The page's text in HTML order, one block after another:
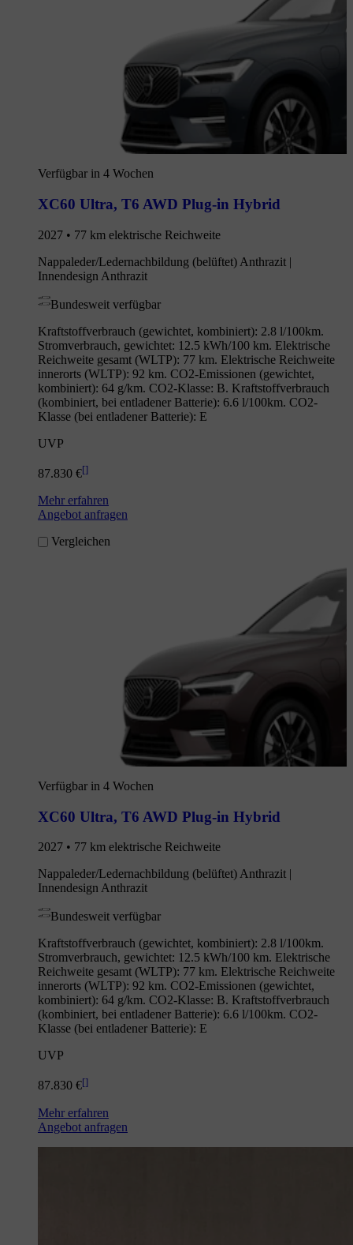
Verfügbar in 4 Wochen
XC60 Ultra, T6 AWD Plug-in Hybrid
2027 • 77 km elektrische Reichweite
Nappaleder/Ledernachbildung (belüftet) Anthrazit |
Innendesign Anthrazit
Bundesweit verfügbar
Kraftstoffverbrauch (gewichtet, kombiniert): 2.8 l/100km.
Stromverbrauch, gewichtet: 12.5 kWh/100 km. Elektrische
Reichweite gesamt (WLTP): 77 km. Elektrische Reichweite
innerorts (WLTP): 92 km. CO2-Emissionen (gewichtet,
kombiniert): 64 g/km. CO2-Klasse: B. Kraftstoffverbrauch
(kombiniert, bei entladener Batterie): 6.6 l/100km. CO2-
Klasse (bei entladener Batterie): E
UVP
87.830 €[]
Mehr erfahren
Angebot anfragen
Vergleichen
Verfügbar in 4 Wochen
XC60 Ultra, T6 AWD Plug-in Hybrid
2027 • 77 km elektrische Reichweite
Nappaleder/Ledernachbildung (belüftet) Anthrazit |
Innendesign Anthrazit
Bundesweit verfügbar
Kraftstoffverbrauch (gewichtet, kombiniert): 2.8 l/100km.
Stromverbrauch, gewichtet: 12.5 kWh/100 km. Elektrische
Reichweite gesamt (WLTP): 77 km. Elektrische Reichweite
innerorts (WLTP): 92 km. CO2-Emissionen (gewichtet,
kombiniert): 64 g/km. CO2-Klasse: B. Kraftstoffverbrauch
(kombiniert, bei entladener Batterie): 6.6 l/100km. CO2-
Klasse (bei entladener Batterie): E
UVP
87.830 €[]
Mehr erfahren
Angebot anfragen